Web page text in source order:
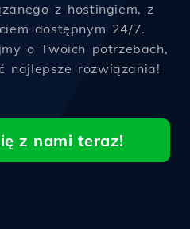
z hostingiem, z
dostępnym 24/7.
o Twoich potrzebach,
najlepsze rozwiązania!
z nami teraz!